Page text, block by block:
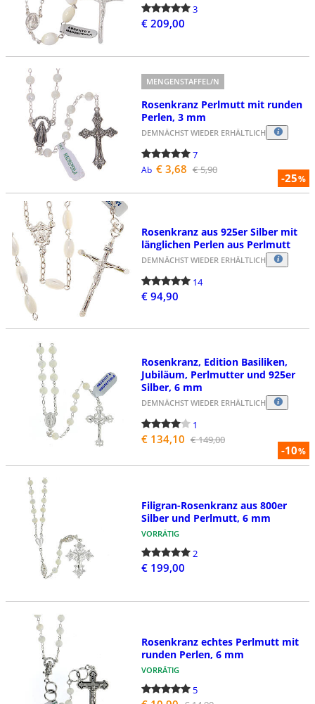
3
€ 209,00
-25%
MENGENSTAFFEL/N
Rosenkranz Perlmutt mit runden
Perlen, 3 mm
DEMNÄCHST WIEDER ERHÄLTLICH
7
Ab € 3,68 € 5,90
Rosenkranz aus 925er Silber mit
länglichen Perlen aus Perlmutt
DEMNÄCHST WIEDER ERHÄLTLICH
14
€ 94,90
-10%
Rosenkranz, Edition Basiliken,
Jubiläum, Perlmutter und 925er
Silber, 6 mm
DEMNÄCHST WIEDER ERHÄLTLICH
1
€ 134,10 € 149,00
Filigran-Rosenkranz aus 800er
Silber und Perlmutt, 6 mm
VORRÄTIG
2
€ 199,00
Rosenkranz echtes Perlmutt mit
runden Perlen, 6 mm
VORRÄTIG
5